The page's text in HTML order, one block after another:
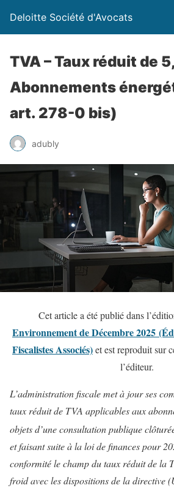
Deloitte Société d'Avocats
TVA – Taux réduit de
Abonnements
art. 278-0 bis)
adubly
Cet article a été publié dans
Environnement de Décembre 2025
Fiscalistes Associés)et est reproduit sur
l’éditeur.
L’administration fiscale met à jour ses
taux réduit de TVA applicables aux
objets d’une consultation publique
et faisant suite à la loi de finances pour
conformité le champ du taux réduit de la
froid avec les dispositions de la directive